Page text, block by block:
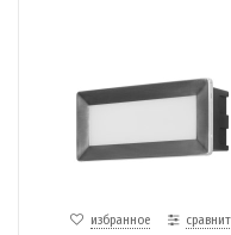
избранное